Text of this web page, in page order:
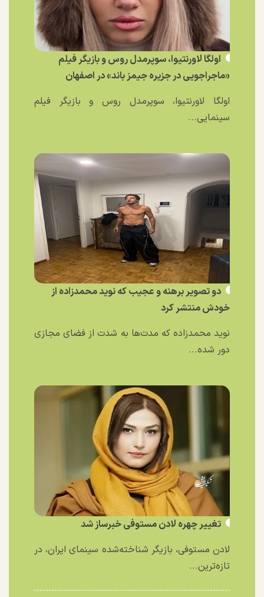
اولگا لاورنتیوا، سوپرمدل روس و بازیگر فیلم
«ماجراجویی در جزیره جیمز باند» در اصفهان
اولگا لاورنتیوا، سوپرمدل روس و بازیگر فیلم
سینمایی...
دو تصویر برهنه و عجیب که نوید محمدزاده از
خودش منتشر کرد
نوید محمدزاده که مدت‌ها به شدت از فضای مجازی
دور شده...
تغییر چهره لادن مستوفی خبرساز شد
لادن مستوفی، بازیگر شناخته‌شده سینمای ایران، در
تازه‌ترین...